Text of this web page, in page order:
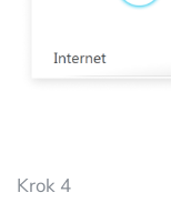
Krok 4